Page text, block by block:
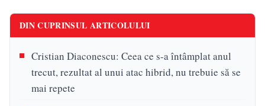
DIN CUPRINSUL ARTICOLULUI
Cristian Diaconescu: Ceea ce s-a întâmplat anul
trecut, rezultat al unui atac hibrid, nu trebuie să se
mai repete